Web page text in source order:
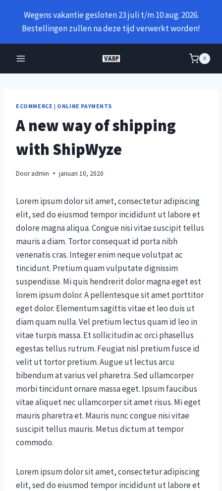
inhoud
Wegens vakantie gesloten 23 juli t/m 10 aug. 2026.
Bestellingen zullen na deze tijd verwerkt worden!
0
ECOMMERCE | ONLINE PAYMENTS
A new way of shipping
with ShipWyze
Door admin januari 10, 2020
Lorem ipsum dolor sit amet, consectetur adipiscing
elit, sed do eiusmod tempor incididunt ut labore et
dolore magna aliqua. Congue nisi vitae suscipit tellus
mauris a diam. Tortor consequat id porta nibh
venenatis cras. Integer enim neque volutpat ac
tincidunt. Pretium quam vulputate dignissim
suspendisse. Mi quis hendrerit dolor magna eget est
lorem ipsum dolor. A pellentesque sit amet porttitor
eget dolor. Elementum sagittis vitae et leo duis ut
diam quam nulla. Vel pretium lectus quam id leo in
vitae turpis massa. Et sollicitudin ac orci phasellus
egestas tellus rutrum. Feugiat nisl pretium fusce id
velit ut tortor pretium. Augue ut lectus arcu
bibendum at varius vel pharetra. Sed ullamcorper
morbi tincidunt ornare massa eget. Ipsum faucibus
vitae aliquet nec ullamcorper sit amet risus. Mi eget
mauris pharetra et. Mauris nunc congue nisi vitae
suscipit tellus mauris. Metus dictum at tempor
commodo.
Lorem ipsum dolor sit amet, consectetur adipiscing
elit, sed do eiusmod tempor incididunt ut labore et